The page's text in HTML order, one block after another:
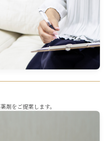
剤をご提案します。